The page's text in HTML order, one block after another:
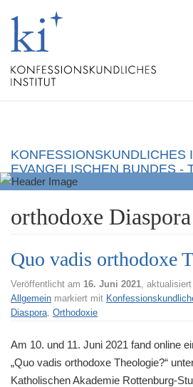
KONFESSIONSKUNDLICHES
EVANGELISCHEN BUNDES -
CHRISTLICHE
orthodoxe Diaspora
Quo vadis orthodoxe
Veröffentlicht am 16. Juni 2021, aktualisiert
Allgemein markiert mit
Diaspora, Orthodoxie
Am 10. und 11. Juni 2021 fand online
„Quo vadis orthodoxe Theologie?“
Katholischen Akademie Rottenburg-